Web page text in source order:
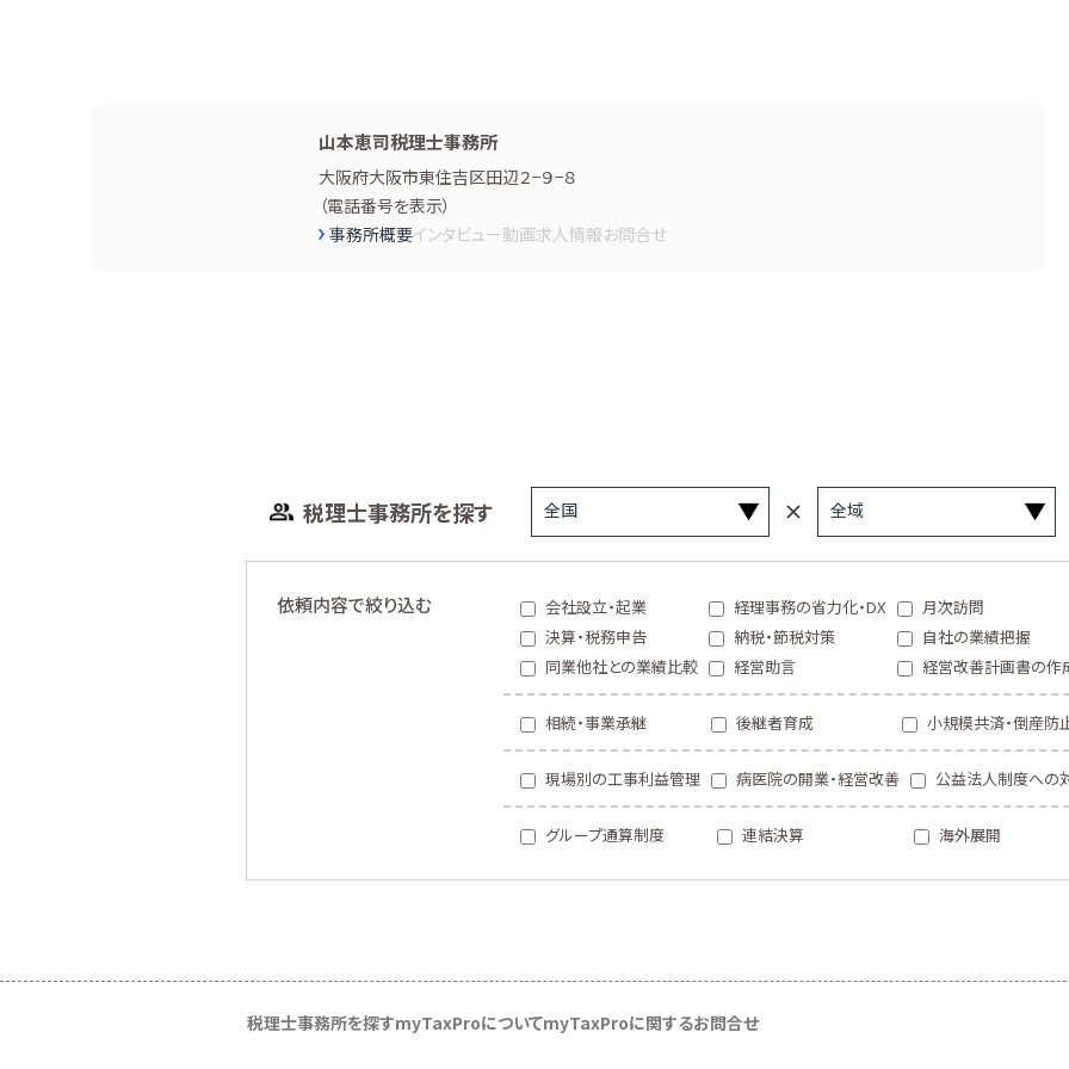
山本恵司税理士事務所
大阪府大阪市東住吉区田辺２−９−８
（電話番号を表示）
事務所概要インタビュー動画求人情報お問合せ
税理士事務所を探す
依頼内容で絞り込む 会社設立・起業 経理事務の省力化・DX
月次訪問
決算・税務申告
納税・節税対策
自社の業績把握
同業他社との業績比較
経営助言 経営改善計画書の作
相続・事業承継 後継者育成 小規模共済・倒産防
現場別の工事利益管理 病医院の開業・経営改善 公益法人制度への
グループ通算制度 連結決算 海外展開
税理士事務所を探すmyTaxProについてmyTaxProに関するお問合せ